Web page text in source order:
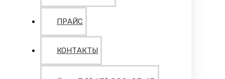
ПРАЙС
КОНТАКТЫ